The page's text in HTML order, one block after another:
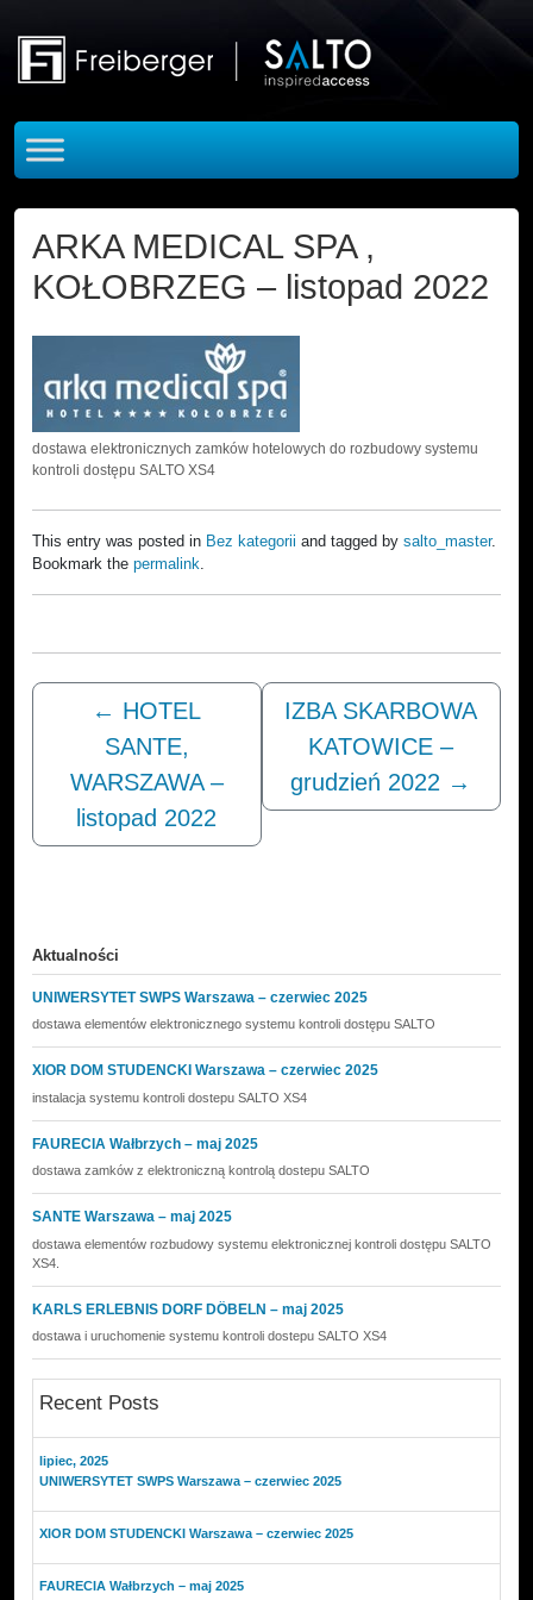
ARKA MEDICAL SPA ,
KOŁOBRZEG – listopad 2022
dostawa elektronicznych zamków hotelowych do rozbudowy systemu
kontroli dostępu SALTO XS4
This entry was posted in Bez kategorii and tagged by salto_master.
Bookmark the permalink
← HOTEL
SANTE,
WARSZAWA –
listopad 2022
IZBA SKARBOWA
KATOWICE –
grudzień 2022 →
Aktualności
UNIWERSYTET SWPS Warszawa – czerwiec 2025
dostawa elementów elektronicznego systemu kontroli dostępu SALTO
XIOR DOM STUDENCKI Warszawa – czerwiec 2025
instalacja systemu kontroli dostepu SALTO XS4
FAURECIA Wałbrzych – maj 2025
dostawa zamków z elektroniczną kontrolą dostepu SALTO
SANTE Warszawa – maj 2025
dostawa elementów rozbudowy systemu elektronicznej kontroli dostępu SALTO
XS4.
KARLS ERLEBNIS DORF DÖBELN – maj 2025
dostawa i uruchomenie systemu kontroli dostepu SALTO XS4
Recent Posts
lipiec, 2025
UNIWERSYTET SWPS Warszawa – czerwiec 2025
XIOR DOM STUDENCKI Warszawa – czerwiec 2025
FAURECIA Wałbrzych – maj 2025